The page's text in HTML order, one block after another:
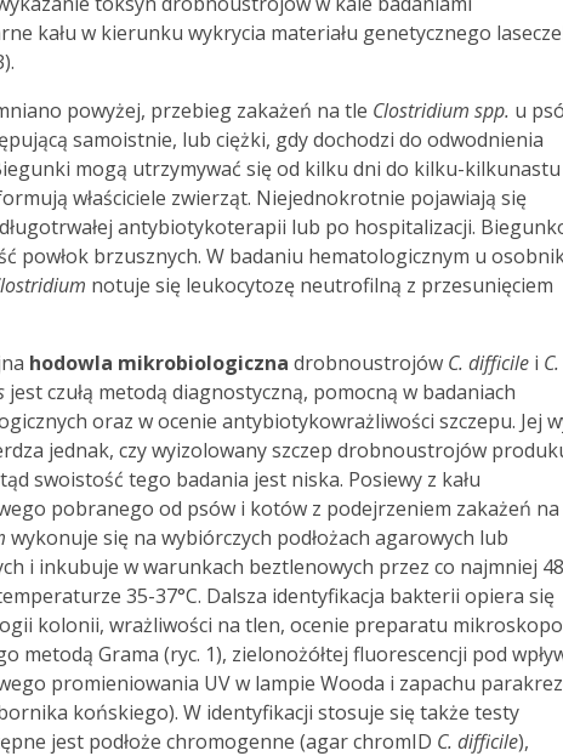
kału w kierunku wykrycia materiału genetycznego
powyżej, przebieg zakażeń na tle Clostridium spp. u
samoistnie, lub ciężki, gdy dochodzi do odwodnienia
mogą utrzymywać się od kilku dni do kilku-kilkunastu
właściciele zwierząt. Niejednokrotnie pojawiają się
antybiotykoterapii lub po hospitalizacji.
powłok brzusznych. W badaniu hematologicznym u
notuje się leukocytozę neutrofilną z przesunięciem
hodowla mikrobiologiczna drobnoustrojów C. difficile i C.
jest czułą metodą diagnostyczną, pomocną w badaniach
oraz w ocenie antybiotykowrażliwości szczepu. Jej
jednak, czy wyizolowany szczep drobnoustrojów
swoistość tego badania jest niska. Posiewy z kału
pobranego od psów i kotów z podejrzeniem zakażeń
wykonuje się na wybiórczych podłożach agarowych lub
i inkubuje w warunkach beztlenowych przez co najmniej 48
35-37°C. Dalsza identyfikacja bakterii opiera się
kolonii, wrażliwości na tlen, ocenie preparatu
metodą Grama (ryc. 1), zielonożółtej fluorescencji pod
promieniowania UV w lampie Wooda i zapachu
końskiego). W identyfikacji stosuje się także testy
jest podłoże chromogenne (agar chromID C. difficile),